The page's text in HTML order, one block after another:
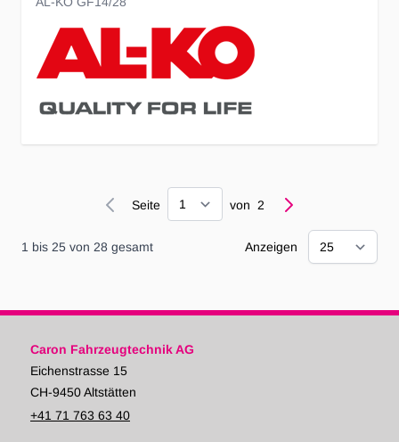
1 bis 25 von 28 gesamt
Seite von Seite
2
Anzeigen
Caron Fahrzeugtechnik AG
Eichenstrasse 15
CH-9450 Altstätten
+41 71 763 63 40